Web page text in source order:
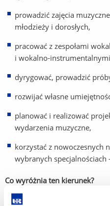
prowadzić zajęcia
młodzieży i dorosłych,
pracować z zespołami
i wokalno-
dyrygować, prowadzić
rozwijać własne
planować i realizować
wydarzenia muzyczne,
korzystać z nowoczesnych
wybranych
Co wyróżnia ten kierunek?
Już na studiach pierwszego